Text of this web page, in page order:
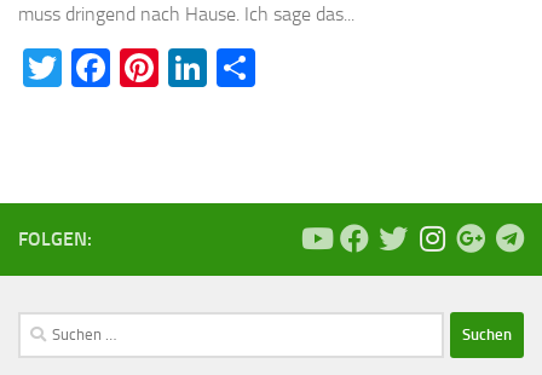
muss dringend nach Hause. Ich sage das...
Twitter
Facebook
Pinterest
LinkedIn
FOLGEN:
Suchen
nach: